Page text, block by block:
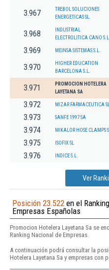
3.967
TREBOL SOLUCIONES
ENERGETICAS SL.
3.968
INDUSTRIAL
ELECTROLITICA CANO
3.969 MEINSA SISTEMAS S.L.
3.970
HIGHER EDUCATION
BARCELONA S.L.
3.971
PROMOCION HOTELERA
LAYETANA SA
3.972 MIZAR FARMACEUTICA
3.973 SANFE 1997 SA
3.974 MIKALOR HOSE CLAMPS
3.975 ISOFIX SL
3.976 INDICE S.L.
Ver
Posición 23.522 en el
Empresas Españolas
Promocion Hotelera Layetana Sa se
Ranking Nacional de Empresas.
A continuación podrá consultar la
Hotelera Layetana Sa y empresas con